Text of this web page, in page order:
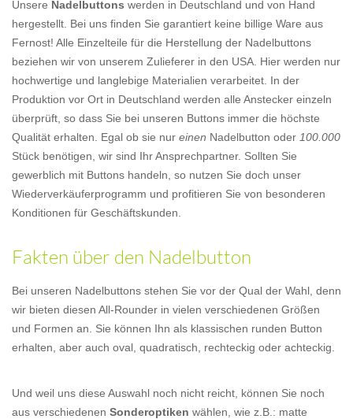
Unsere Nadelbuttons werden in Deutschland und von Hand
hergestellt. Bei uns finden Sie garantiert keine billige Ware aus
Fernost! Alle Einzelteile für die Herstellung der Nadelbuttons
beziehen wir von unserem Zulieferer in den USA. Hier werden nur
hochwertige und langlebige Materialien verarbeitet. In der
Produktion vor Ort in Deutschland werden alle Anstecker einzeln
überprüft, so dass Sie bei unseren Buttons immer die höchste
Qualität erhalten. Egal ob sie nur einen Nadelbutton oder 100.000
Stück benötigen, wir sind Ihr Ansprechpartner. Sollten Sie
gewerblich mit Buttons handeln, so nutzen Sie doch unser
Wiederverkäuferprogramm und profitieren Sie von besonderen
Konditionen für Geschäftskunden.
Fakten über den Nadelbutton
Bei unseren Nadelbuttons stehen Sie vor der Qual der Wahl, denn
wir bieten diesen All-Rounder in vielen verschiedenen Größen
und Formen an. Sie können Ihn als klassischen runden Button
erhalten, aber auch oval, quadratisch, rechteckig oder achteckig.
Und weil uns diese Auswahl noch nicht reicht, können Sie noch
aus verschiedenen Sonderoptiken wählen, wie z.B.: matte